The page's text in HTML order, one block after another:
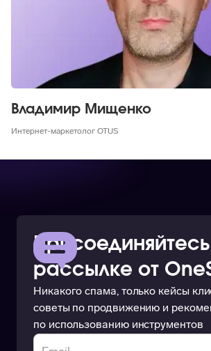
Владимир Мищенко
Интернет-маркетолог OTUS
рассылке от
Никакого спама, только кейсы
советы по продвижению и
по использованию инструментов